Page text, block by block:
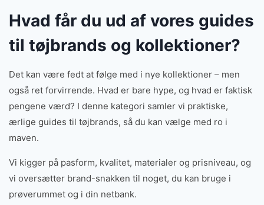
Hvad får du ud af vores guides
til tøjbrands og kollektioner?
Det kan være fedt at følge med i nye kollektioner – men
også ret forvirrende. Hvad er bare hype, og hvad er faktisk
pengene værd? I denne kategori samler vi praktiske,
ærlige guides til tøjbrands, så du kan vælge med ro i
maven.
Vi kigger på pasform, kvalitet, materialer og prisniveau, og
vi oversætter brand-snakken til noget, du kan bruge i
prøverummet og i din netbank.